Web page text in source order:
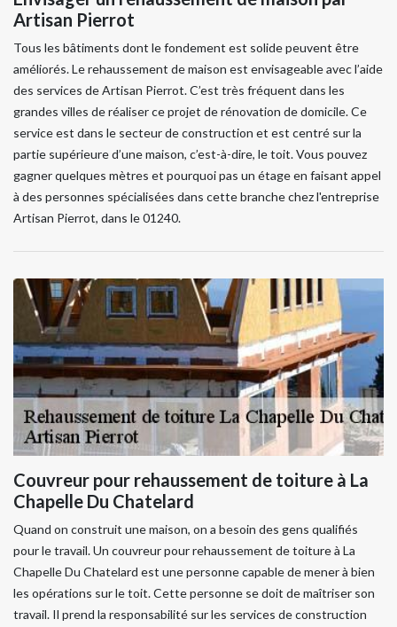
Artisan Pierrot
Tous les bâtiments dont le fondement est solide peuvent être
améliorés. Le rehaussement de maison est envisageable avec l’aide
des services de Artisan Pierrot. C’est très fréquent dans les
grandes villes de réaliser ce projet de rénovation de domicile. Ce
service est dans le secteur de construction et est centré sur la
partie supérieure d’une maison, c’est-à-dire, le toit. Vous pouvez
gagner quelques mètres et pourquoi pas un étage en faisant appel
à des personnes spécialisées dans cette branche chez l'entreprise
Artisan Pierrot, dans le 01240.
Couvreur pour rehaussement de toiture à La
Chapelle Du Chatelard
Quand on construit une maison, on a besoin des gens qualifiés
pour le travail. Un couvreur pour rehaussement de toiture à La
Chapelle Du Chatelard est une personne capable de mener à bien
les opérations sur le toit. Cette personne se doit de maîtriser son
travail. Il prend la responsabilité sur les services de construction